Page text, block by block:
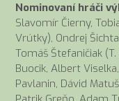
Nominovaní hráči
Slavomír Čierny,
Vrútky), Ondrej
Tomáš Štefaničiak
Buocik, Albert
Pavlanin, Dávid